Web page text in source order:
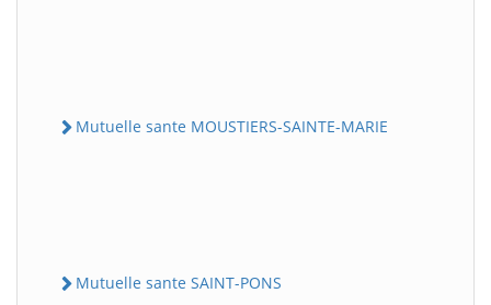
Mutuelle sante MOUSTIERS-SAINTE-MARIE
Mutuelle sante SAINT-PONS